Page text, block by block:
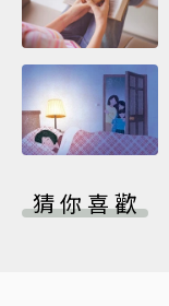
猜你喜歡